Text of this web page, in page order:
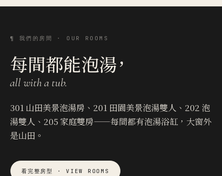
¶ 我們的房間 · OUR ROOMS
每間都能泡湯，
all with a tub.
301 山田美景泡湯房、201 田園美景泡湯雙人、202 泡
湯雙人、205 家庭雙房——每間都有泡湯浴缸，大窗外
是山田。
看完整房型 · VIEW ROOMS